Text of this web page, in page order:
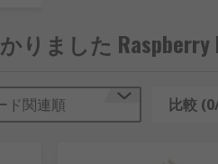
ます。
りました Raspberry
ド関連順 比較